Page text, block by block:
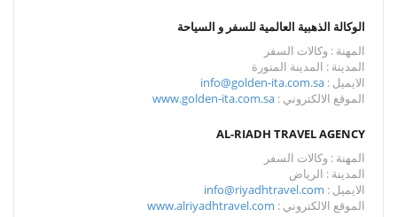
الوكالة الذهبية العالمية للسفر و السياحة
المهنة : وكالات السفر
المدينة : المدينة المنورة
الايميل : info@golden-ita.com.sa
الموقع الالكتروني : www.golden-ita.com.sa
AL-RIADH TRAVEL AGENCY
المهنة : وكالات السفر
المدينة : الرياض
الايميل : info@riyadhtravel.com
الموقع الالكتروني : www.alriyadhtravel.com